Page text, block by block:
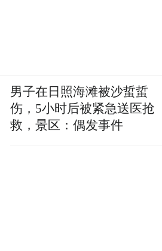
男子在日照海滩被沙蜇蜇
伤，5小时后被紧急送医抢
救，景区：偶发事件